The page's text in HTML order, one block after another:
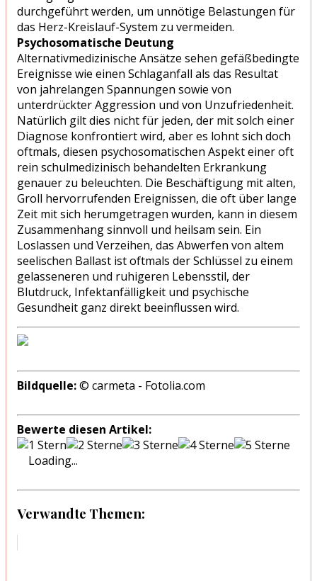
durchgeführt werden, um unnötige Belastungen für
das Herz-Kreislauf-System zu vermeiden.
Psychosomatische Deutung
Alternativmedizinische Ansätze sehen gefäßbedingte
Ereignisse wie einen Schlaganfall als das Resultat
von jahrelangen Spannungen sowie von
unterdrückter Aggression und von Unzufriedenheit.
Natürlich gilt dies nicht für jeden, der mit solch einer
Diagnose konfrontiert wird, aber es lohnt sich doch
oftmals, diesen psychosomatischen Aspekt einer oft
rein schulmedizinisch behandelten Erkrankung
genauer zu beleuchten. Die Beschäftigung mit alten,
Groll hervorrufenden Ereignissen, die oft über lange
Zeit mit sich herumgetragen wurden, kann in diesem
Zusammenhang sinnvoll und heilsam sein. Ein
Loslassen und Verzeihen, das Abwerfen von altem
seelischen Ballast ist oftmals der Schlüssel zu einem
gelasseneren und ruhigeren Lebensstil, der
Blutdruck, Infektanfälligkeit und psychische
Gesundheit ganz direkt beeinflussen wird.
Bildquelle:© carmeta - Fotolia.com
Bewerte diesen Artikel:
Loading...
Verwandte Themen: